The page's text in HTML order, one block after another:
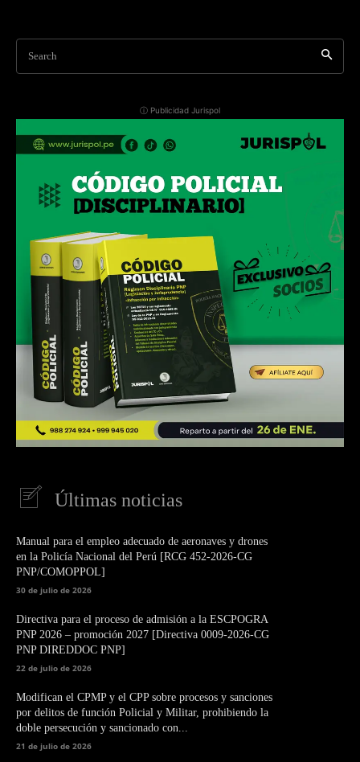
Search
ⓘ Publicidad Jurispol
Últimas noticias
Manual para el empleo adecuado de aeronaves y drones
en la Policía Nacional del Perú [RCG 452-2026-CG
PNP/COMOPPOL]
30 de julio de 2026
Directiva para el proceso de admisión a la ESCPOGRA
PNP 2026 – promoción 2027 [Directiva 0009-2026-CG
PNP DIREDDOC PNP]
22 de julio de 2026
Modifican el CPMP y el CPP sobre procesos y sanciones
por delitos de función Policial y Militar, prohibiendo la
doble persecución y sancionado con...
21 de julio de 2026